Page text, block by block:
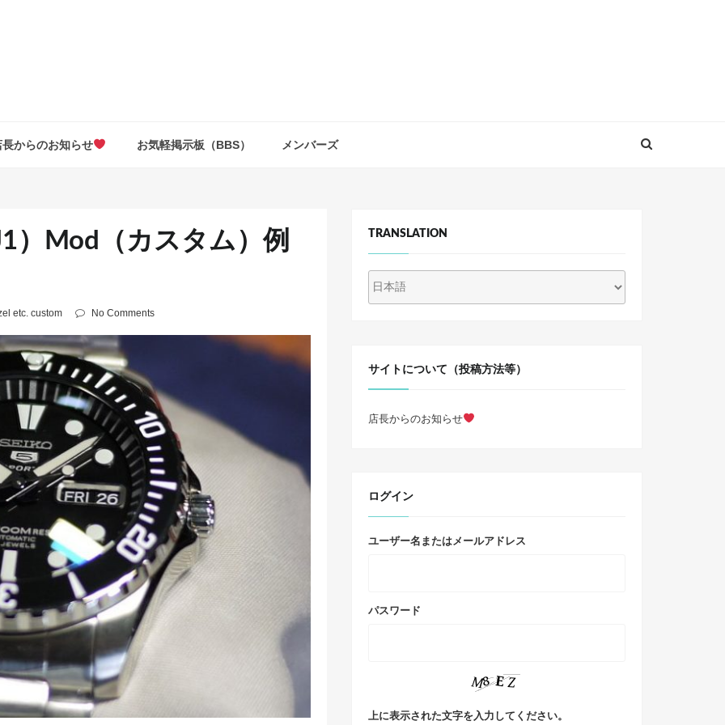
長からのお知らせ お気軽掲示板（BBS） メンバーズ
）Mod（カスタム）例
etc. custom No Comments
TRANSLATION
サイトについて（投稿方法等）
店長からのお知らせ
ログイン
ユーザー名またはメールアドレス
パスワード
上に表示された文字を入力してください。